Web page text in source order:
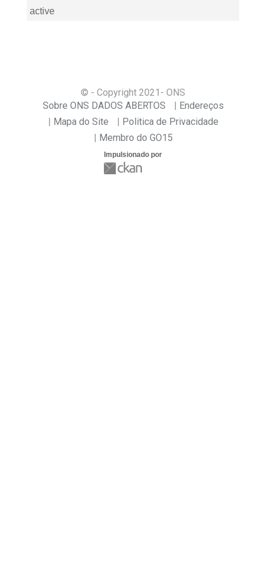
active
© - Copyright 2021 - ONS
Sobre ONS DADOS ABERTOS
Endereços
Mapa do Site
Politica de Privacidade
Membro do GO15
Impulsionado por